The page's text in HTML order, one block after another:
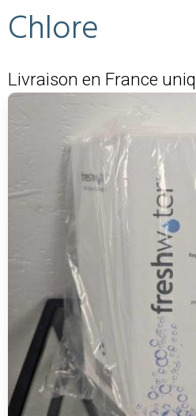
Chlore
Livraison en France